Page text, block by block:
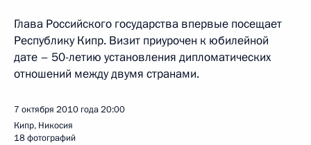
Глава Российского государства впервые посещает
Республику Кипр. Визит приурочен к юбилейной
дате – 50-летию установления дипломатических
отношений между двумя странами.
7 октября 2010 года20:00
Кипр, Никосия
18 фотографий